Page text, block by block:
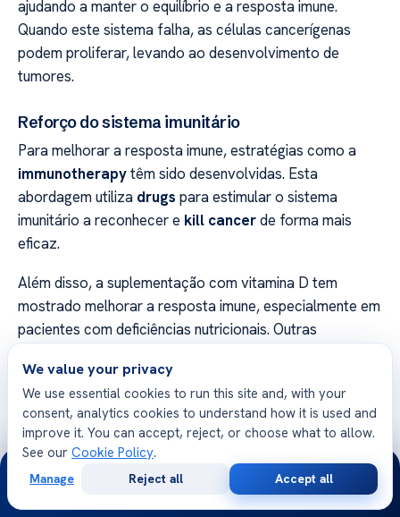
ajudando a manter o equilíbrio e a resposta imune.
Quando este sistema falha, as células cancerígenas
podem proliferar, levando ao desenvolvimento de
tumores.
Reforço do sistema imunitário
Para melhorar a resposta imune, estratégias como a
immunotherapytêm sido desenvolvidas. Esta
abordagem utiliza drugs para estimular o sistema
imunitário a reconhecer e kill cancerde forma mais
eficaz.
Além disso, a suplementação com vitamina D tem
mostrado melhorar a resposta imune, especialmente em
pacientes com deficiências nutricionais. Outras
dieta equilibrada, também contribuem para o reforço do
immune system.
Combinar estas estratégias pode aumentar a eficácia
do tratamento e melhorar o prognóstico dos pacientes.
A investigação contínua nesta área promete novas
abordagens para combater o cancro de forma mais
We value your privacy
We use essential cookies to run this site and, with your
consent, analytics cookies to understand how it is used and
improve it. You can accept, reject, or choose what to allow.
See our Cookie Policy.
Manage Reject all Accept all
24/7
Consultation
Opinion